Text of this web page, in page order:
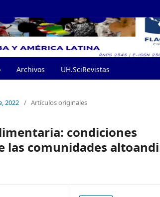
Archivos UH.SciRevistas
2022 / Artículos originales
condiciones
comunidades